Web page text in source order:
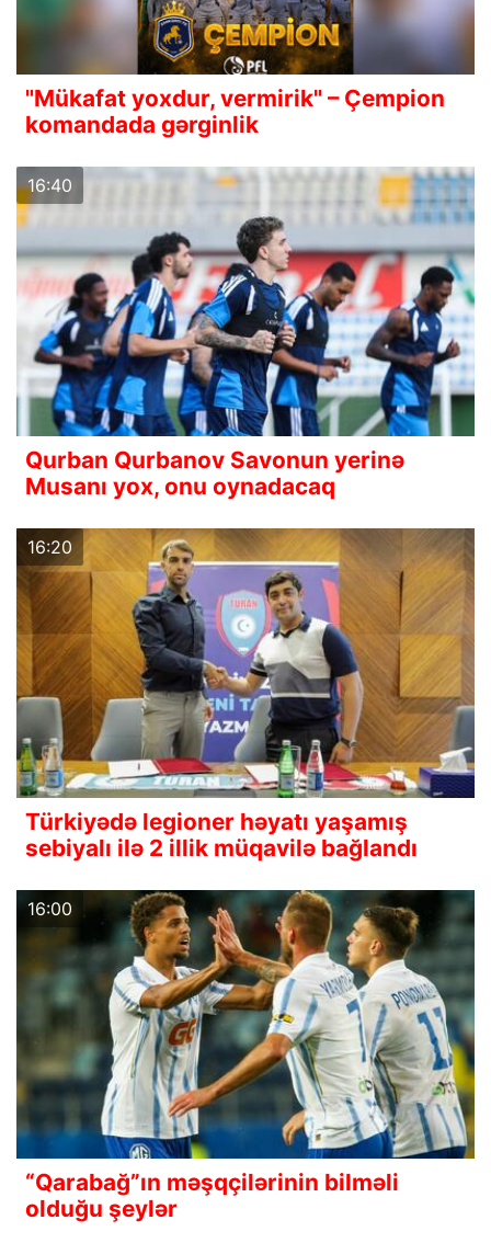
"Mükafat yoxdur, vermirik" – Çempion
komandada gərginlik
16:40
Qurban Qurbanov Savonun yerinə
Musanı yox, onu oynadacaq
16:20
Türkiyədə legioner həyatı yaşamış
sebiyalı ilə 2 illik müqavilə bağlandı
16:00
“Qarabağ”ın məşqçilərinin bilməli
olduğu şeylər